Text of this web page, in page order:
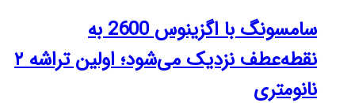
سامسونگ با اگزینوس 2600 به
نقطه‌عطف نزدیک می‌شود؛ اولین تراشه ۲
نانومتری